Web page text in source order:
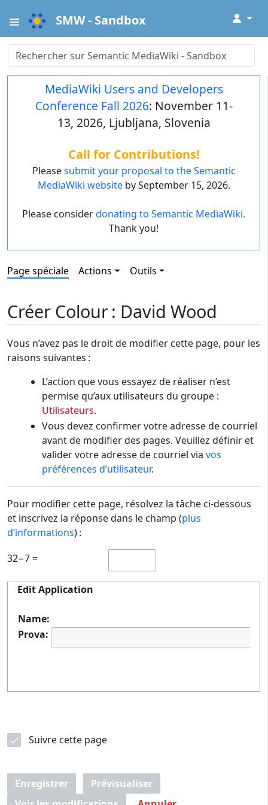
SMW - Sandbox ↓
MediaWiki Users and Developers
Conference Fall 2026: November 11-
13, 2026, Ljubljana, Slovenia
Call for Contributions!
Pleasesubmit your proposal to the Semantic
MediaWiki websiteby September 15, 2026.
Please considerdonating to Semantic MediaWiki.
Thank you!
Page spéciale Actions Outils
Créer Colour : David Wood
Vous n’avez pas le droit de modifier cette page, pour les
raisons suivantes :
L’action que vous essayez de réaliser n’est
permise qu’aux utilisateurs du groupe :
Utilisateurs.
Vous devez confirmer votre adresse de courriel
avant de modifier des pages. Veuillez définir et
valider votre adresse de courriel via vos
préférences d’utilisateur.
Pour modifier cette page, résolvez la tâche ci-dessous
et inscrivez la réponse dans le champ (plus
d’informations) :
32−7 =
Edit Application
Name:
Prova:
Suivre cette page
Enregistrer
Prévisualiser